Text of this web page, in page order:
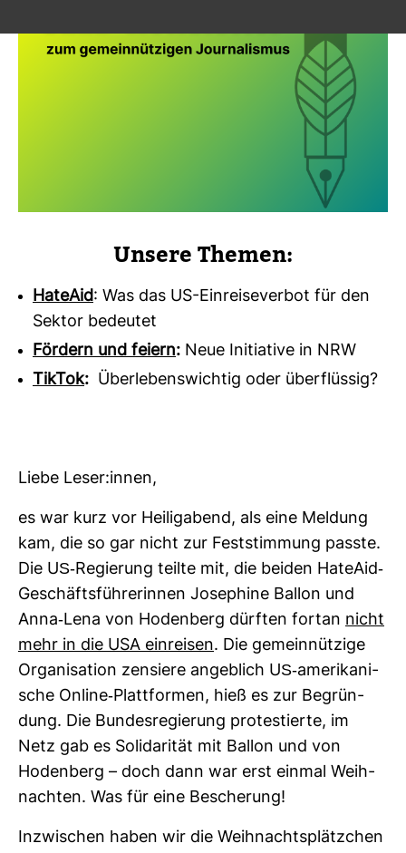
Unsere Themen:
HateAid: Was das US-Einreiseverbot für den
Sektor bedeutet
Fördern und feiern: Neue Initiative in NRW
TikTok: Überlebenswichtig oder überflüssig?
Liebe Leser:innen,
es war kurz vor Hei­lig­abend, als eine Mel­dung
kam, die so gar nicht zur Fest­stim­mung passte.
Die US-​Regie­rung teilte mit, die beiden HateAid-​
Geschäfts­füh­re­rinnen Jose­phine Ballon und
Anna-​Lena von Hoden­berg dürften fortan nicht
mehr in die USA ein­reisen. Die gemein­nüt­zige
Orga­ni­sa­tion zen­siere angeb­lich US-​ame­ri­ka­ni­
sche Online-​Platt­formen, hieß es zur Begrün­
dung. Die Bun­des­re­gie­rung pro­tes­tierte, im
Netz gab es Soli­da­rität mit Ballon und von
Hoden­berg – doch dann war erst einmal Weih­
nachten. Was für eine Besche­rung!
Inzwi­schen haben wir die Weih­nachts­plätz­chen